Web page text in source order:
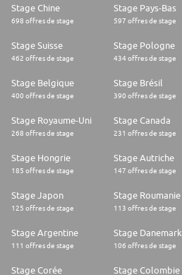
Stage Chine
698 offres de stage
Stage Pays-Bas
597 offres de stage
Stage Suisse
462 offres de stage
Stage Pologne
434 offres de stage
Stage Belgique
400 offres de stage
Stage Brésil
390 offres de stage
Stage Royaume-Uni
268 offres de stage
Stage Canada
231 offres de stage
Stage Hongrie
185 offres de stage
Stage Autriche
147 offres de stage
Stage Japon
125 offres de stage
Stage Roumanie
113 offres de stage
Stage Argentine
111 offres de stage
Stage Danemark
106 offres de stage
Stage Corée Stage Colombie